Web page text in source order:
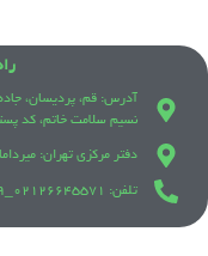
آدرس: قم، پردیسان،
نسیم سلامت خاتم، کد پستی:
دفتر مرکزی تهران:
تلفن: 021٢۶۶۴۵۵٧١_021٢۶۶۴۵۵۴٩